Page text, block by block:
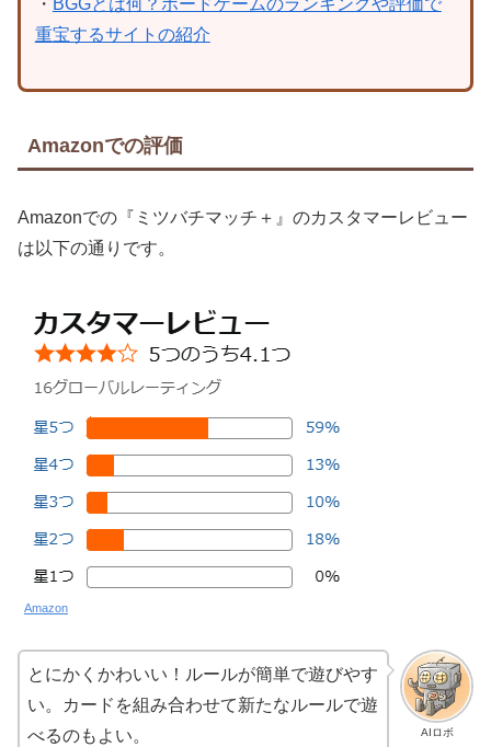
重宝するサイトの紹介
Amazonでの評価
Amazonでの『ミツバチマッチ＋』のカスタマーレビュー
は以下の通りです。
Amazon
AIロボ
とにかくかわいい！ルールが簡単で遊びやす
い。カードを組み合わせて新たなルールで遊
べるのもよい。